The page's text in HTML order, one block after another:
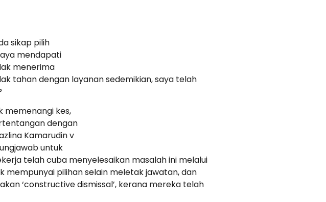
sikap pilih
mendapati
menerima
tahan dengan layanan sedemikian, saya telah
memenangi kes,
dengan
Kamarudin v
untuk
telah cuba menyelesaikan masalah ini melalui
mempunyai pilihan selain meletak jawatan, dan
‘constructive dismissal’, kerana mereka telah